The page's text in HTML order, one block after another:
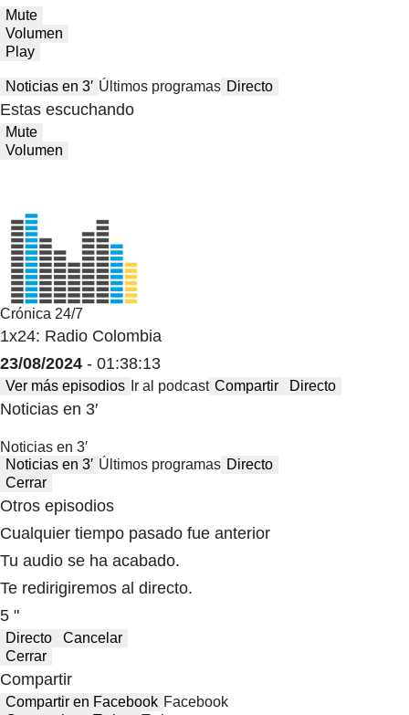
Mute
Volumen
Play
Noticias en 3′ Últimos programas Directo
Estas escuchando
Mute
Volumen
Crónica 24/7
1x24: Radio Colombia
23/08/2024 - 01:38:13
Ver más episodios Ir al podcast Compartir Directo
Noticias en 3′
Noticias en 3′
Noticias en 3′ Últimos programas Directo
Cerrar
Otros episodios
Cualquier tiempo pasado fue anterior
Tu audio se ha acabado.
Te redirigiremos al directo.
5 "
Directo
Cancelar
Cerrar
Compartir
Compartir en Facebook Facebook